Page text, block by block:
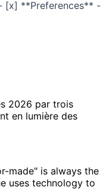
[x] **Preferences** -
2026 par trois
en lumière des
made" is always the
uses technology to